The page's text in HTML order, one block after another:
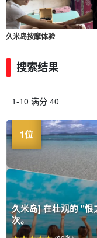
久米岛按摩体验
搜索结果
1-10 满分 40
久米岛] 在壮观的 "恨
次。